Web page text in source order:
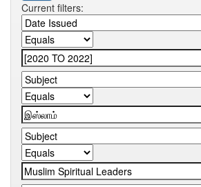
Current filters: